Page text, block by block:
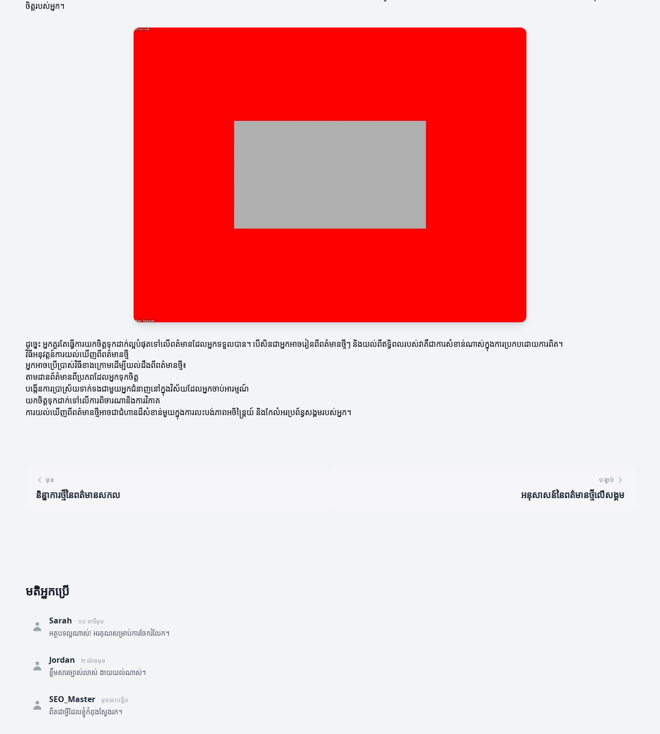
ចិត្តរបស់អ្នក។
ដូច្នេះ អ្នកគួរតែធ្វើការយកចិត្តទុកដាក់ល្អបំផុតទៅលើពត៌មានដែលអ្នកទទួលបាន។ បើសិនជាអ្នកអាចរៀនពីពត៌មានថ្មីៗ និងយល់ពីឥទ្ធិពលរបស់វាគឺជាការសំខាន់ណាស់ក្នុងការប្រកបដោយការពិត។
វិធីអនុវត្តន៍ការយល់ឃើញពីពត៌មានថ្មី
អ្នកអាចប្រើប្រាស់វិធីខាងក្រោមដើម្បីយល់ដឹងពីពត៌មានថ្មី៖
តាមដានព័ត៌មានពីប្រភពដែលអ្នកទុកចិត្ត
បង្កើនការប្រាស្រ័យទាក់ទងជាមួយអ្នកជំនាញនៅក្នុងវិស័យដែលអ្នកចាប់អារម្មណ៍
យកចិត្តទុកដាក់ទៅលើការពិចារណានិងការវិភាគ
ការយល់ឃើញពីពត៌មានថ្មីអាចជាជំហានដ៏សំខាន់មួយក្នុងការលះបង់ភាពអចិន្ត្រៃយ៍ និងកែលំអរប្រព័ន្ធសង្គមរបស់អ្នក។
មុន
និន្នាការ​ថ្មី​នៃ​ពត៌មានសកល
បន្ទាប់
អនុសាសន៍នៃពត៌មានថ្មីលើសង្គម
មតិអ្នកប្រើ
Sarah ១០ នាទីមុន
អត្ថបទល្អណាស់! អរគុណសម្រាប់ការចែករំលែក។
Jordan ២ ម៉ោងមុន
ខ្លឹមសារច្បាស់លាស់ ងាយយល់ណាស់។
SEO_Master មុននេះបន្តិច
ពិតជាអ្វីដែលខ្ញុំកំពុងស្វែងរក។